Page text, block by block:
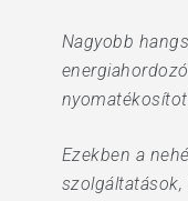
Nagyobb
Ezekben a